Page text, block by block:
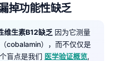
掉功能性缺乏
维生素B12缺乏 因为它测量
cobalamin），而不仅仅是
盲点是我们 医学验证概览,